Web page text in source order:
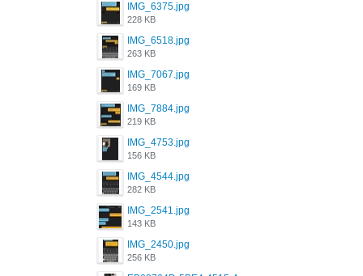
IMG_6375.jpg
228 KB
IMG_6518.jpg
263 KB
IMG_7067.jpg
169 KB
IMG_7884.jpg
219 KB
IMG_4753.jpg
156 KB
IMG_4544.jpg
282 KB
IMG_2541.jpg
143 KB
IMG_2450.jpg
256 KB